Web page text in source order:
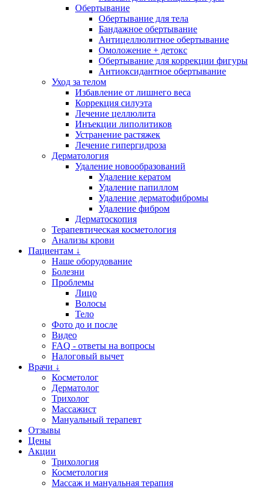
Обертывание
Обертывание для тела
Бандажное обертывание
Антицеллюлитное обертывание
Омоложение + детокс
Обертывание для коррекции фигуры
Антиоксидантное обертывание
Уход за телом
Избавление от лишнего веса
Коррекция силуэта
Лечение целлюлита
Инъекции липолитиков
Устранение растяжек
Лечение гипергидроза
Дерматология
Удаление новообразований
Удаление кератом
Удаление папиллом
Удаление дерматофибромы
Удаление фибром
Дерматоскопия
Терапевтическая косметология
Анализы крови
Пациентам ↓
Наше оборудование
Болезни
Проблемы
Лицо
Волосы
Тело
Фото до и после
Видео
FAQ - ответы на вопросы
Налоговый вычет
Врачи ↓
Косметолог
Дерматолог
Трихолог
Массажист
Мануальный терапевт
Отзывы
Цены
Акции
Трихология
Косметология
Массаж и мануальная терапия